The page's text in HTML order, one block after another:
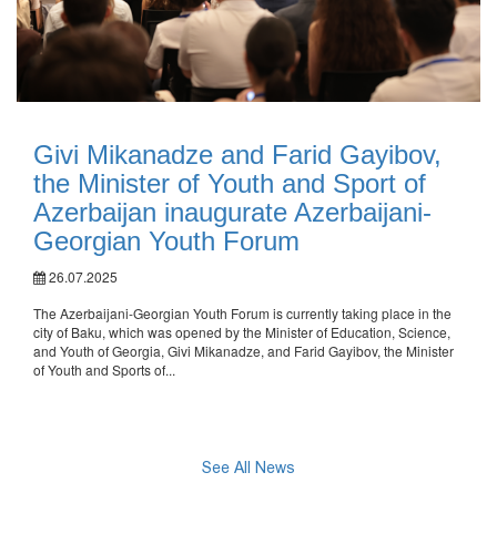
Givi Mikanadze and Farid Gayibov,
the Minister of Youth and Sport of
Azerbaijan inaugurate Azerbaijani-
Georgian Youth Forum
26.07.2025
The Azerbaijani-Georgian Youth Forum is currently taking place in the
city of Baku, which was opened by the Minister of Education, Science,
and Youth of Georgia, Givi Mikanadze, and Farid Gayibov, the Minister
of Youth and Sports of...
See All News